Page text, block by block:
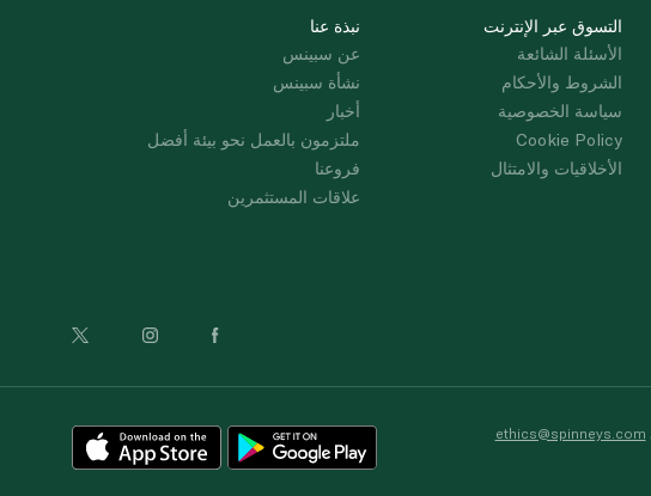
نبذة عنا
عن سبينس
نشأة سبينس
أخبار
ملتزمون بالعمل نحو بيئة أفضل
فروعنا
علاقات المستثمرين
التسوق عبر الإنترنت
الأسئلة الشائعة
الشروط والأحكام
سياسة الخصوصية
Cookie Policy
الأخلاقيات والامتثال
ethics@spinneys.com